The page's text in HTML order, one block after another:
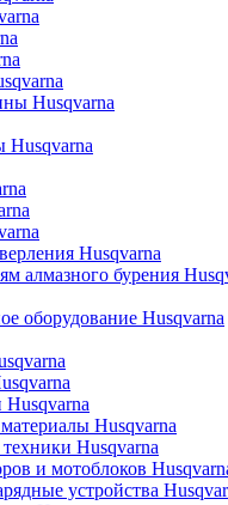
Husqvarna
Husqvarna
алмазного бурения
оборудование Husqvarna
Husqvarna
Husqvarna
и мотоблоков
устройства